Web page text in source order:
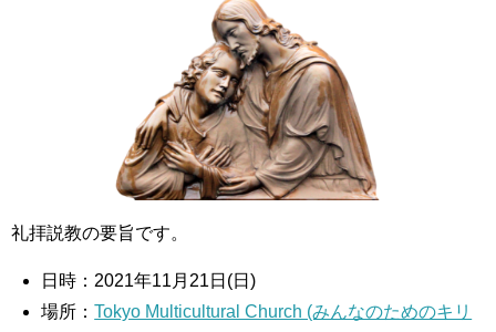
礼拝説教の要旨です。
日時：2021年11月21日(日)
場所：Tokyo Multicultural Church (みんなのためのキリ